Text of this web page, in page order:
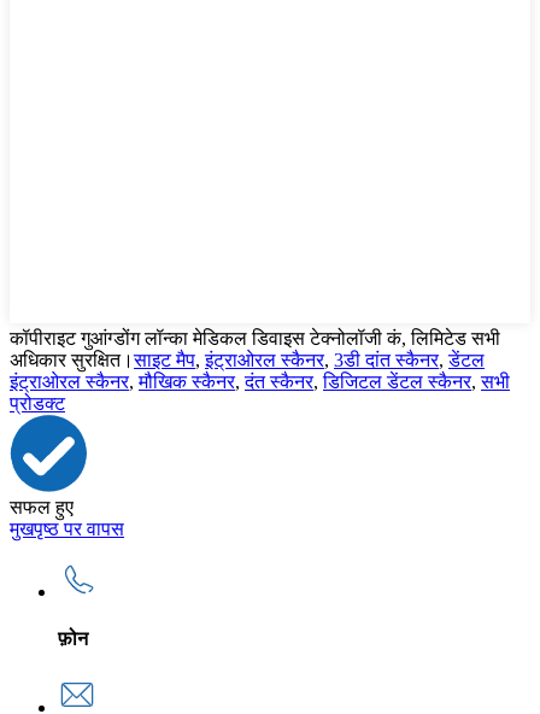
कॉपीराइट गुआंग्डोंग लॉन्का मेडिकल डिवाइस टेक्नोलॉजी कं, लिमिटेड सभी
अधिकार सुरक्षित।साइट मैप,इंट्राओरल स्कैनर, 3डी दांत स्कैनर,डेंटल
इंट्राओरल स्कैनर,मौखिक स्कैनर,दंत स्कैनर,डिजिटल डेंटल स्कैनर,सभी
प्रोडक्ट
सफल हुए
मुखपृष्ठ पर वापस
फ़ोन